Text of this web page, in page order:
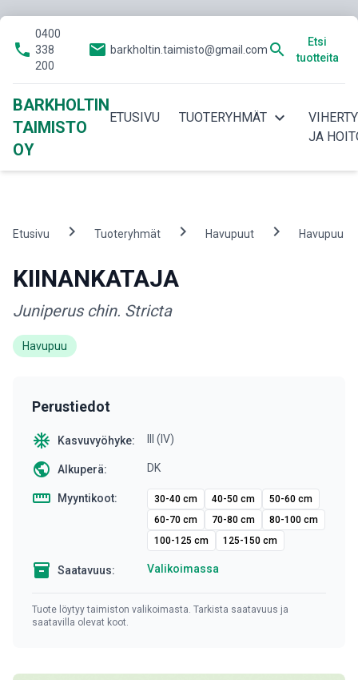
phone
0400
338
200
email barkholtin.taimisto@gmail.com search
Etsi
tuotteita
BARKHOLTIN
TAIMISTO
OY
ETUSIVU TUOTERYHMÄT expand_more
JA
Etusivu chevron_right Tuoteryhmät chevron_right Havupuut chevron_right Havupuu
KIINANKATAJA
Juniperus chin. Stricta
Havupuu
Perustiedot
ac_unit Kasvuvyöhyke: III (IV)
public Alkuperä: DK
straighten Myyntikoot: 30-40 cm 40-50 cm
50-60 cm
60-70 cm
70-80 cm
80-100 cm
100-125 cm
125-150 cm
inventory Saatavuus: Valikoimassa
Tuote löytyy taimiston valikoimasta. Tarkista saatavuus ja
saatavilla olevat koot.